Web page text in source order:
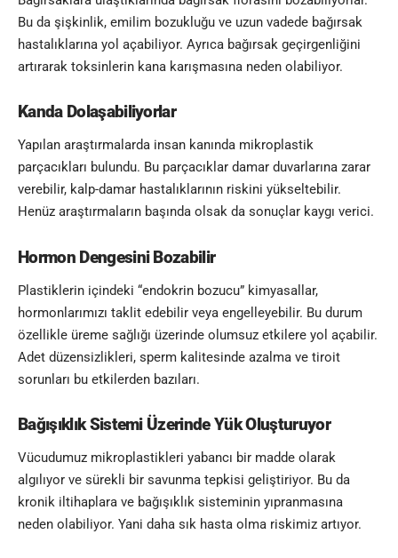
Bu da şişkinlik, emilim bozukluğu ve uzun vadede bağırsak
hastalıklarına yol açabiliyor. Ayrıca bağırsak geçirgenliğini
artırarak toksinlerin kana karışmasına neden olabiliyor.
Kanda Dolaşabiliyorlar
Yapılan araştırmalarda insan kanında mikroplastik
parçacıkları bulundu. Bu parçacıklar damar duvarlarına zarar
verebilir, kalp-damar hastalıklarının riskini yükseltebilir.
Henüz araştırmaların başında olsak da sonuçlar kaygı verici.
Hormon Dengesini Bozabilir
Plastiklerin içindeki “endokrin bozucu” kimyasallar,
hormonlarımızı taklit edebilir veya engelleyebilir. Bu durum
özellikle üreme sağlığı üzerinde olumsuz etkilere yol açabilir.
Adet düzensizlikleri, sperm kalitesinde azalma ve tiroit
sorunları bu etkilerden bazıları.
Bağışıklık Sistemi Üzerinde Yük Oluşturuyor
Vücudumuz mikroplastikleri yabancı bir madde olarak
algılıyor ve sürekli bir savunma tepkisi geliştiriyor. Bu da
kronik iltihaplara ve bağışıklık sisteminin yıpranmasına
neden olabiliyor. Yani daha sık hasta olma riskimiz artıyor.